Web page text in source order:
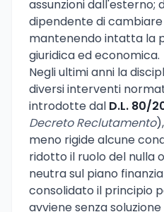
assunzioni dall'esterno;
dipendente di
mantenendo intatta la
giuridica ed economica.
Negli ultimi anni la
diversi interventi
introdotte dal D.L. 80/
Decreto Reclutamento
meno rigide alcune
ridotto il ruolo del nulla
neutra sul piano
consolidato il principio
avviene senza